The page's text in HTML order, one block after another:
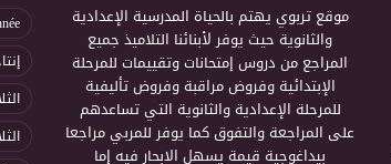
موقع تربوي يهتم بالحياة المدرسية الإعدادية
والثانوية حيث يوفر لأبنائنا التلاميذ جميع
المراجع من دروس إمتحانات وتقييمات للمرحلة
الإبتدائية وفروض مراقبة وفروض تأليفية
للمرحلة الإعدادية والثانوية التي تساعدهم
على المراجعة والتفوق كما يوفر للمربي مراجعا
بيداغوجية قيمة يسهل الابحار فيه إما